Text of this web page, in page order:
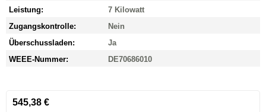
Leistung:
7 Kilowatt
Zugangskontrolle:
Nein
Überschussladen:
Ja
WEEE-Nummer:
DE70686010
545,38 €